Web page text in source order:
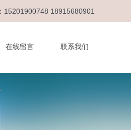
15201900748 18915680901
在线留言 联系我们